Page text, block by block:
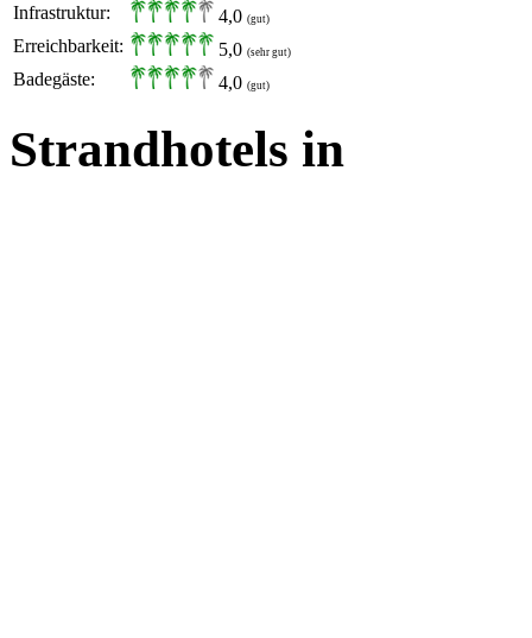
Infrastruktur: 4,0 (gut)
Erreichbarkeit: 5,0 (sehr gut)
Badegäste: 4,0 (gut)
Strandhotels in